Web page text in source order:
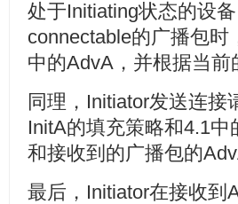
处于Initiating状态的设
connectable的广播包
中的AdvA，并根据当
同理，Initiator发送连
InitA的填充策略和4.1
和接收到的广播包的
最后，Initiator在接收到